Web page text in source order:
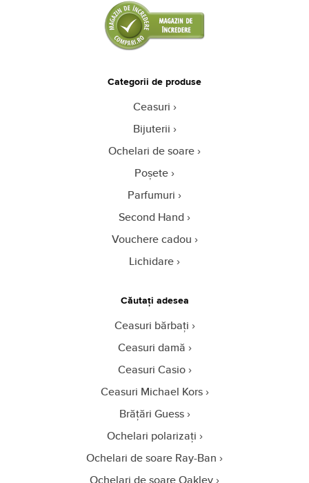
Categorii de produse
Ceasuri
Bijuterii
Ochelari de soare
Poșete
Parfumuri
Second Hand
Vouchere cadou
Lichidare
Căutați adesea
Ceasuri bărbați
Ceasuri damă
Ceasuri Casio
Ceasuri Michael Kors
Brățări Guess
Ochelari polarizați
Ochelari de soare Ray-Ban